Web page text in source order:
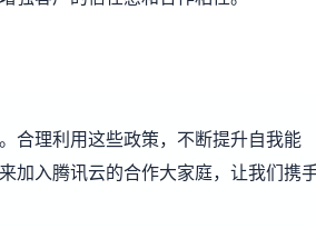
合理利用这些政策，不断提升自我能
加入腾讯云的合作大家庭，让我们携